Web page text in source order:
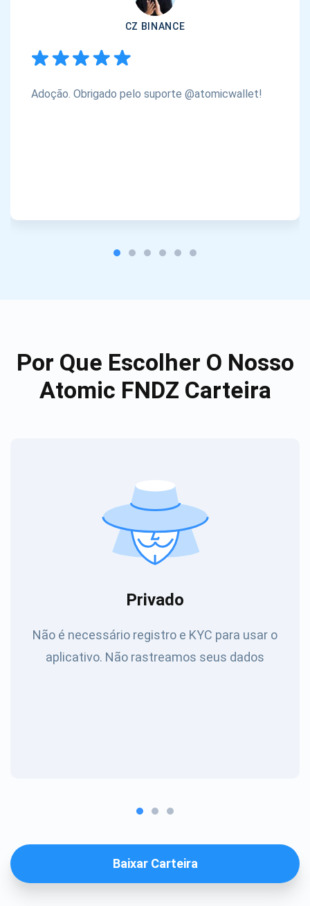
CZ BINANCE
Adoção. Obrigado pelo suporte @atomicwallet!
Por Que Escolher O Nosso
Atomic FNDZ Carteira
Privado
Não é necessário registro e KYC para usar o
aplicativo. Não rastreamos seus dados
Baixar Carteira